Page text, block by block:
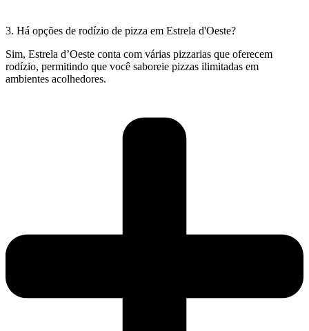
3. Há opções de rodízio de pizza em Estrela d'Oeste?
Sim, Estrela d’Oeste conta com várias pizzarias que oferecem
rodízio, permitindo que você saboreie pizzas ilimitadas em
ambientes acolhedores.